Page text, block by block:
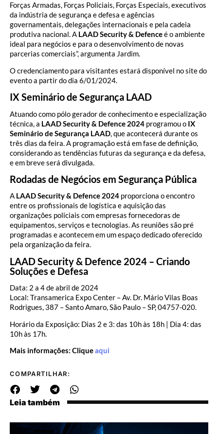
Forças Armadas, Forças Policiais, Forças Especiais, executivos
da indústria de segurança e defesa e agências
governamentais, delegações internacionais e pela cadeia
produtiva nacional. A LAAD Security & Defenceé o ambiente
ideal para negócios e para o desenvolvimento de novas
parcerias comerciais”, argumenta Jardim.
O credenciamento para visitantes estará disponível no site do
evento a partir do dia 6/01/2024.
IX Seminário de Segurança LAAD
Atuando como pólo gerador de conhecimento e especialização
técnica, a LAAD Security & Defence 2024 programou o IX
Seminário de Segurança LAAD, que acontecerá durante os
três dias da feira. A programação está em fase de definição,
considerando as tendências futuras da segurança e da defesa,
e em breve será divulgada.
Rodadas de Negócios em Segurança Pública
A LAAD Security & Defence 2024 proporciona o encontro
entre os profissionais de logística e aquisição das
organizações policiais com empresas fornecedoras de
equipamentos, serviços e tecnologias. As reuniões são pré
programadas e acontecem em um espaço dedicado oferecido
pela organização da feira.
LAAD Security & Defence 2024 – Criando
Soluções e Defesa
Data: 2 a 4 de abril de 2024
Local: Transamerica Expo Center – Av. Dr. Mário Vilas Boas
Rodrigues, 387 – Santo Amaro, São Paulo – SP, 04757-020.
Horário da Exposição: Dias 2 e 3: das 10h às 18h | Dia 4: das
10h às 17h.
Mais informações: Cliqueaqui
COMPARTILHAR:
Leia também